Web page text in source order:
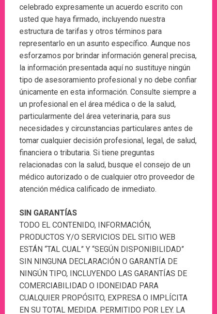
celebrado expresamente un acuerdo escrito con
usted que haya firmado, incluyendo nuestra
estructura de tarifas y otros términos para
representarlo en un asunto específico. Aunque nos
esforzamos por brindar información general precisa,
la información presentada aquí no sustituye ningún
tipo de asesoramiento profesional y no debe confiar
únicamente en esta información. Consulte siempre a
un profesional en el área médica o de la salud,
particularmente del área veterinaria, para sus
necesidades y circunstancias particulares antes de
tomar cualquier decisión profesional, legal, de salud,
financiera o tributaria. Si tiene preguntas
relacionadas con la salud, busque el consejo de un
médico autorizado o de cualquier otro proveedor de
atención médica calificado de inmediato.
SIN GARANTÍAS
TODO EL CONTENIDO, INFORMACIÓN,
PRODUCTOS Y/O SERVICIOS DEL SITIO WEB
ESTÁN “TAL CUAL” Y “SEGÚN DISPONIBILIDAD”
SIN NINGUNA DECLARACIÓN O GARANTÍA DE
NINGÚN TIPO, INCLUYENDO LAS GARANTÍAS DE
COMERCIABILIDAD O IDONEIDAD PARA
CUALQUIER PROPÓSITO, EXPRESA O IMPLÍCITA
EN SU TOTAL MEDIDA. PERMITIDO POR LEY. LA